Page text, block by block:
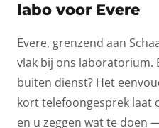
labo voor Evere
Evere, grenzend aan
vlak bij ons laboratorium.
buiten dienst? Het
kort telefoongesprek laat
en u zeggen wat te doen